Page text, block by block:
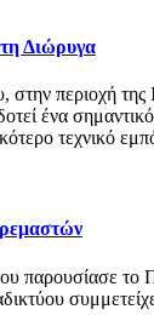
Διώρυγα
περιοχή της
ένα
τεχνικό
παρουσίασε το